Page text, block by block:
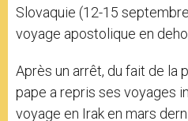
Slovaquie (12-15
voyage apostolique en
Après un arrêt, du fait de la
pape a repris ses voyages
voyage en Irak en mars